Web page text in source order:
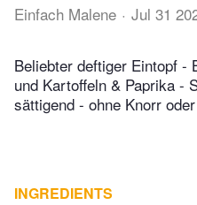
Einfach Malene Jul 31
Beliebter deftiger Eintopf -
und Kartoffeln & Paprika -
sättigend - ohne Knorr
INGREDIENTS